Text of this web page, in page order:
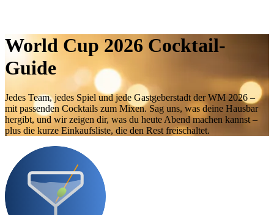
World Cup 2026 Cocktail-
Guide
Jedes Team, jedes Spiel und jede Gastgeberstadt der WM 2026 –
mit passenden Cocktails zum Mixen. Sag uns, was deine Hausbar
hergibt, und wir zeigen dir, was du heute Abend machen kannst –
plus die kurze Einkaufsliste, die den Rest freischaltet.